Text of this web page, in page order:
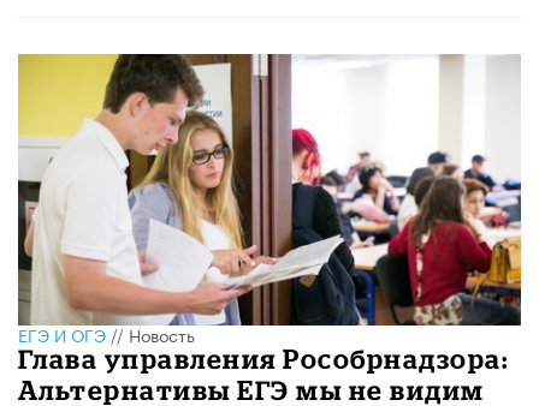
ЕГЭ И ОГЭ//Новость
Глава управления Рособрнадзора:
Альтернативы ЕГЭ мы не видим